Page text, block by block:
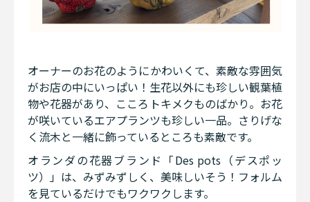
オーナーのお花のようにかわいくて、素敵な雰囲気
がお店の中にいっぱい！生花以外にも珍しい観葉植
物や花器があり、こころトキメクものばかり。お花
が咲いているエアプランツも珍しい一品。さりげな
く流木と一緒に飾っているところも素敵です。
オランダの花器ブランド「Des pots（デスポッ
ツ）」は、みずみずしく、美味しいそう！フォルム
を見ているだけでもワクワクします。